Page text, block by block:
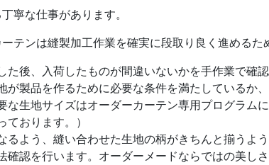
寧な仕事があります。
テンは縫製加工作業を確実に段取り良く進めるた
た後、入荷したものが間違いないかを手作業で確認
が製品を作るために必要な条件を満たしているか
な生地サイズはオーダーカーテン専用プログラム
ております。）
るよう、縫い合わせた生地の柄がきちんと揃うよ
確認を行います。オーダーメードならではの美し